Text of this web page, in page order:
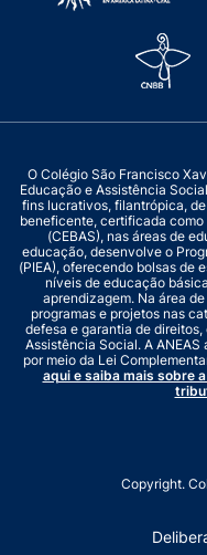
O Colégio São Francisco
Educação e Assistência
fins lucrativos, filantrópica,
beneficente, certificada
(CEBAS), nas áreas de
educação, desenvolve o
(PIEA), oferecendo bolsas de
níveis de educação
aprendizagem. Na área
programas e projetos nas
defesa e garantia de
Assistência Social. A
por meio da Lei
aqui e saiba mais sobre
Copyright.